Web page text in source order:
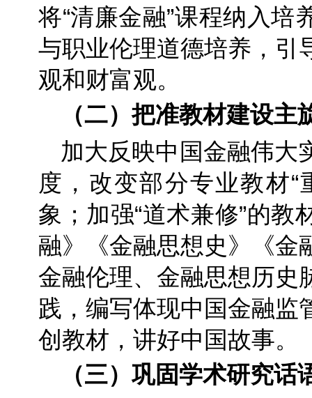
将“清廉金融”课程纳入培
与职业伦理道德培养，引
观和财富观。
（二）把准教材建设主
加大反映中国金融伟大
度，改变部分专业教材“
象；加强“道术兼修”的教
融》《金融思想史》《金
金融伦理、金融思想历史
践，编写体现中国金融监
创教材，讲好中国故事。
（三）巩固学术研究话